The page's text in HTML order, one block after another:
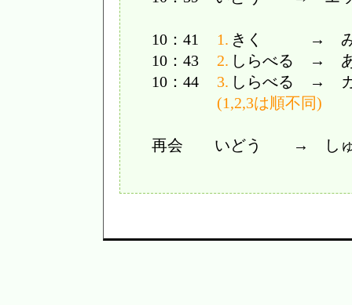
10：41 1. きく → みさ
10：43
2. しらべる →
10：44
3. しらべる →
(1,2,3は順不同)
再会 いどう → しゅ